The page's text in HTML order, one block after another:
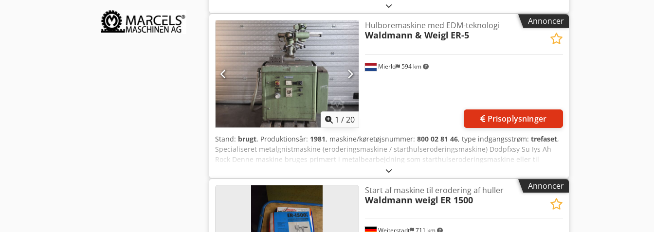
akse: 600 mm Slaglængde Y-akse: 500 mm Slaglængde Z-akse: 755 mm Slaglængde W-akse: 500 mm W-
akse-type: Servomotor Elektrodelængde: 800 mm Borediameter: fra 0,10 mm MASKINDETALJER Bredde:
1.975 mm Dybde: 1.445 mm Højde: 2.280 mm Højde: maks. 2.785 mm UDSTYR Elektrisk værktøjsskifter
med 18 stationer Elektrisk værktøjsskifter med 36 stationer Automatisk elektrodeskifter og førings-skifter
Gennembrudsdetektion CAD-import med intuitiv touch-betjening Detektion af boringer ved hjælp af
farvekode Automatisk slitagekompensation Blindhulsbearbejdning med dybdekontrol 3-trins
afladningskontrol Gevinderosion til hærdede materialer M3 - M16 Generator Power Booster til store
diametre Indekserbare akser, 1- og 2-akser tilgængelige Stor vandtank med 175 l og filtersystem
Dcodszhnigopfx Ah Rjk Boredybdemåling Automatisk elektrodekontrol
Annoncer
1 /20
Mierlo 594 km
Hulboremaskine med EDM-teknologi
Waldmann & Weigl ER-5
Prisoplysninger
Stand: brugt, Produktionsår: 1981, maskine/køretøjsnummer: 800 02 81 46, type indgangsstrøm: trefaset,
Specialiseret metalgnistmaskine (eroderingsmaskine / starthulseroderingsmaskine) Dodpfxsy Su Iys Ah
Rock Denne maskine bruges primært i metalbearbejdning som starthulseroderingsmaskine eller til
gnistbearbejdning af ødelagte værktøjer (såsom tappe, bor eller brotcher) ud af kostbare emner. Dette
sker ekstremt præcist uden at beskadige det omgivende gevind eller materiale.
Annoncer
Weiterstadt 711 km
Start af maskine til erodering af huller
Waldmann weigl ER 1500